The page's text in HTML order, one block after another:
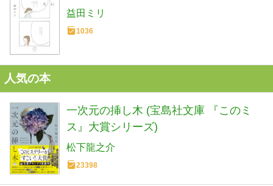
益田ミリ
1036
人気の本
一次元の挿し木 (宝島社文庫 『このミ
ス』大賞シリーズ)
松下龍之介
23398